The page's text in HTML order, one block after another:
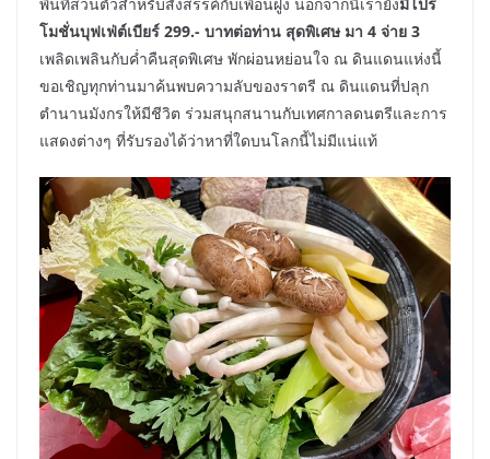
โมชั่นบุฟเฟ่ต์เบียร์ 299.- บาทต่อท่าน สุดพิเศษ มา 4 จ่าย 3
เพลิดเพลินกับค่ำคืนสุดพิเศษ พักผ่อนหย่อนใจ ณ ดินแดนแห่งนี้
ขอเชิญทุกท่านมาค้นพบความลับของราตรี ณ ดินแดนที่ปลุก
ตำนานมังกรให้มีชีวิต ร่วมสนุกสนานกับเทศกาลดนตรีและการ
แสดงต่างๆ ที่รับรองได้ว่าหาที่ใดบนโลกนี้ไม่มีแน่แท้